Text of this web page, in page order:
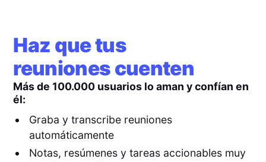
Haz que tus
reuniones cuenten
Más de 100.000 usuarios lo aman y confían en
él:
Graba y transcribe reuniones
automáticamente
Notas, resúmenes y tareas accionables muy